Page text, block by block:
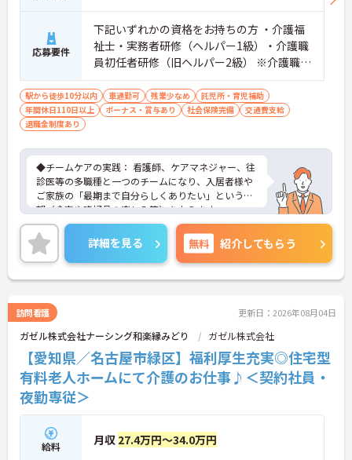
応募要件
下記いずれかの資格をお持ちの方 ・介護福
祉士・実務者研修（ヘルパー1級）・介護職
員初任者研修（旧ヘルパー2級） ※介護職経
験1年以上
駅から徒歩10分以内 車通勤可 残業少なめ
託児所・育児補助
年間休日110日以上
ボーナス・賞与あり 社会保険完備
交通費支給
退職金制度あり
◆チームケアの実践： 看護師、ケアマネジャー、往
診医等の多職種と一つのチームになり、入居者様や
ご家族の「最期まで自分らしくありたい」という希
望（食事や嗜好品の楽しみ等）を支えます。
◆計画的な業務遂行： 訪問介護計画に基づき、時間
や内容が事前に決まったタイムスケジュールに沿っ
て動くため、突発的な業務が少なく、残業がほとん
ど発生しない仕組みです。
◆心身にゆとりを持てる環境： 1施設あたり20～30
の整備に注力しており、無理のないシフト管理や計
画的な有休取得を推奨する風土があります。
◆ホスピス未経験からの挑戦を歓迎：実際に第一線
で活躍しているスタッフの多くは、一般的な介護施
設や訪問介護、さらには異業種から「新しい専門性
を身につけたい」という志を持って集まったメンバ
ーです。資格取得支援制度を活用した着実なステッ
プアップも目指せます。
性＞同法人は、終末期ケアという社会的重要性が極
めて高い分野におけるリーディングカンパニーで
詳細を見る 無料 紹介してもらう
訪問看護 更新日：2026年08月04日
ガゼル株式会社ナーシング和楽縁みどり ガゼル株式会社
【愛知県／名古屋市緑区】福利厚生充実◎住宅型
有料老人ホームにて介護のお仕事♪＜契約社員・
夜勤専従＞
給料 月収 27.4万円～34.0万円